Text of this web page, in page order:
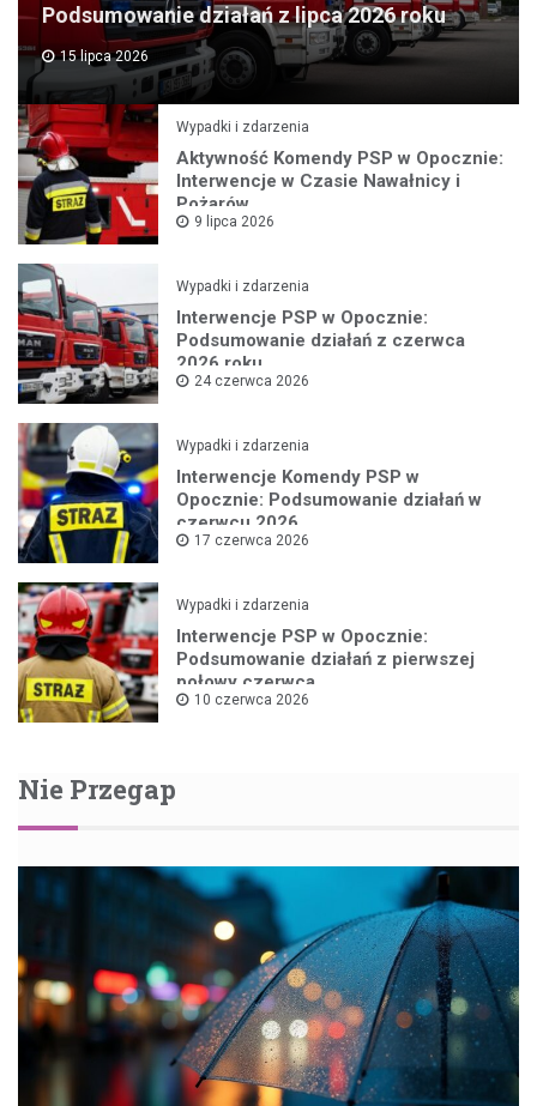
Podsumowanie działań z lipca 2026 roku
15 lipca 2026
Wypadki i zdarzenia
Aktywność Komendy PSP w Opocznie:
Interwencje w Czasie Nawałnicy i
Pożarów
9 lipca 2026
Wypadki i zdarzenia
Interwencje PSP w Opocznie:
Podsumowanie działań z czerwca
2026 roku
24 czerwca 2026
Wypadki i zdarzenia
Interwencje Komendy PSP w
Opocznie: Podsumowanie działań w
czerwcu 2026
17 czerwca 2026
Wypadki i zdarzenia
Interwencje PSP w Opocznie:
Podsumowanie działań z pierwszej
połowy czerwca
10 czerwca 2026
Nie Przegap